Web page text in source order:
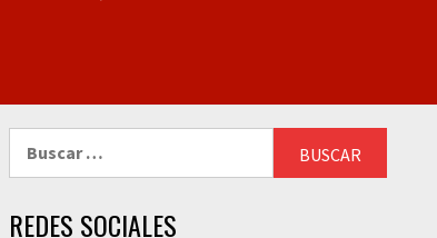
REDES SOCIALES